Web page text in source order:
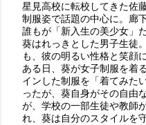
星見高校に転校してきた佐
制服姿で話題の中心に。廊
誰もが「新入生の美少女」
葵はれっきとした男子生徒
も、彼の明るい性格と笑顔
ある日、葵が女子制服を着
インした制服を「着てみた
ったが、葵自身がその自由
が、学校の一部生徒や教師
れ、葵は自分のスタイルを